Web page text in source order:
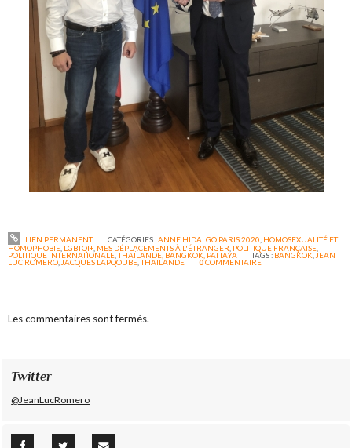
LIEN PERMANENT CATÉGORIES :ANNE HIDALGO PARIS 2020 HOMOSEXUALITÉ ET
HOMOPHOBIE LGBTQI+ MES DÉPLACEMENTS À L'ÉTRANGER POLITIQUE FRANÇAISE
POLITIQUE INTERNATIONALE ,THAÏLANDE, BANGKOK, PATTAYA TAGS : BANGKOK JEAN
LUC ROMERO JACQUES LAPQOUBE ,THAILANDE 0COMMENTAIRE
Les commentaires sont fermés.
Twitter
@JeanLucRomero